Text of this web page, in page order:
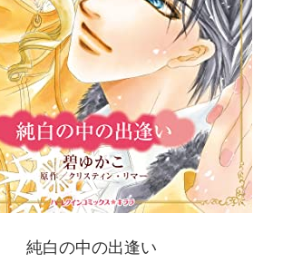
純白の中の出逢い